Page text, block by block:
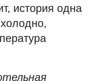
история одна